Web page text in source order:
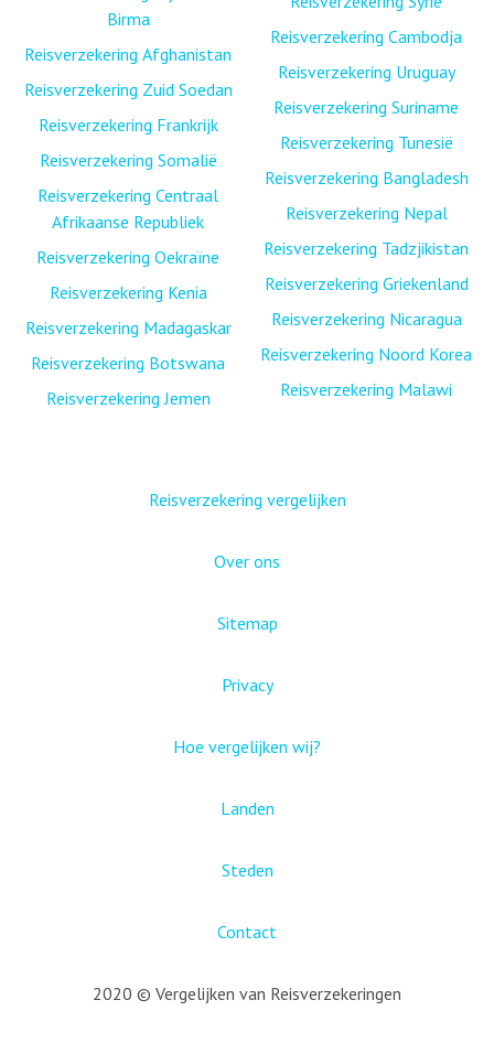
Birma
Reisverzekering Afghanistan
Reisverzekering Zuid Soedan
Reisverzekering Frankrijk
Reisverzekering Somalië
Reisverzekering Centraal
Afrikaanse Republiek
Reisverzekering Oekraïne
Reisverzekering Kenia
Reisverzekering Madagaskar
Reisverzekering Botswana
Reisverzekering Jemen
Reisverzekering Cambodja
Reisverzekering Uruguay
Reisverzekering Suriname
Reisverzekering Tunesië
Reisverzekering Bangladesh
Reisverzekering Nepal
Reisverzekering Tadzjikistan
Reisverzekering Griekenland
Reisverzekering Nicaragua
Reisverzekering Noord Korea
Reisverzekering Malawi
Reisverzekering vergelijken
Over ons
Sitemap
Privacy
Hoe vergelijken wij?
Landen
Steden
Contact
2020 © Vergelijken van Reisverzekeringen